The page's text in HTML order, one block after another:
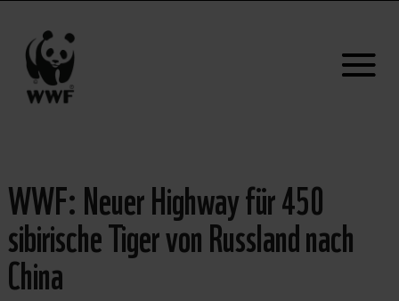
WWF: Neuer Highway für 450
sibirische Tiger von Russland nach
China